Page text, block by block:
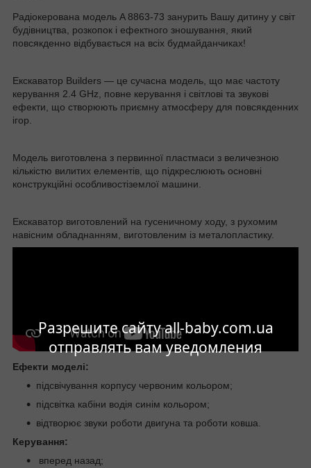
Разрешите сайту all-baby.com.ua
отправлять вам уведомления
Радіокерована модель A 8863-73 занурить Вашу дитину у світ
будівництва, розкопок і ефектного зношування, який
повсякденно відбувається на всіх будмайданчиках!
Екскаватор Builders — це сучасна модель, що має частоту
керування 2.4 GHz, повне керування і світлові та звукові
ефекти, що створюють приємну атмосферу для повсякденних
ігор.
Модель виготовлена з первинної пластмаси з величезною
кількістю вилитих елементів, що підкреслюють основні
конструкційні особливостіземлої машини.
Екскаватор виготовлений на гусеничному ходу, з рухомим
навісним обладнанням, виготовленим із металопластику.
Ефекти моделі:
підсвічування корпусу червоним кольором;
підсвітка кабіни водія синім кольором;
відтворює звуки роботи двигуна та роботи ковша.
Керування:
вперед назад;